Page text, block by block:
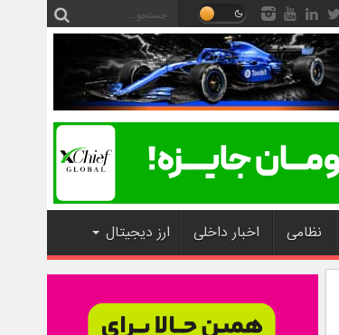
نظامی اخبار داخلی ارز دیجیتال